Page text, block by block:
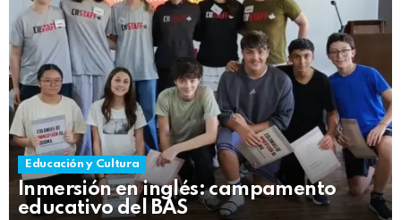
Educación y Cultura
Inmersión en inglés: campamento
educativo del BAS